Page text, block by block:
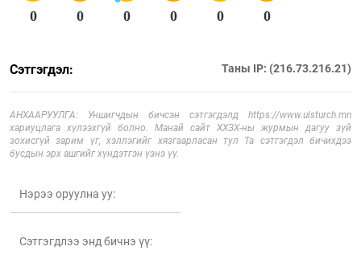
0 0 0 0 0 0
Сэтгэгдэл: Таны IP: (216.73.216.21)
АНХААРУУЛГА: Уншигчдын бичсэн сэтгэгдэлд https://www.ulsturch.mn
хариуцлага хүлээхгүй болно. Манай сайт ХХЗХ-ны журмын дагуу зүй
зохисгүй зарим үг, хэллэгийг хязгаарласан тул Та сэтгэгдэл бичихдээ
бусдын эрх ашгийг хүндэтгэн үзнэ үү.